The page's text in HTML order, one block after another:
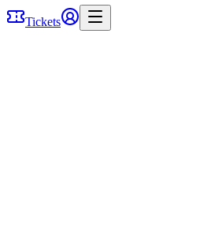
Tickets